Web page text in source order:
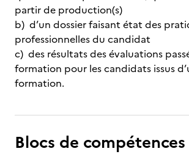
partir de production(s)
b) d’un dossier faisant état des
professionnelles du candidat
c) des résultats des évaluations
formation pour les candidats issus
formation.
Blocs de compétences